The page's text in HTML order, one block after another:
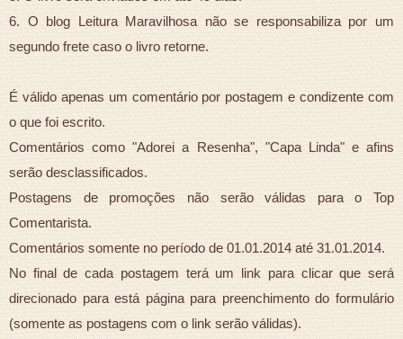
6. O blog Leitura Maravilhosa não se responsabiliza por um
segundo frete caso o livro retorne.
É válido apenas um comentário por postagem e condizente com
o que foi escrito.
Comentários como "Adorei a Resenha", "Capa Linda" e afins
serão desclassificados.
Postagens de promoções não serão válidas para o Top
Comentarista.
Comentários somente no período de 01.01.2014 até 31.01.2014.
No final de cada postagem terá um link para clicar que será
direcionado para está página para preenchimento do formulário
(somente as postagens com o link serão válidas).